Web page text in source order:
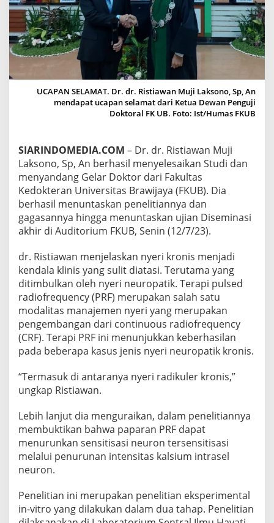
D
E
E
Y
E
M
B
U
N
P
R
F
,
D
O
K
T
R
R
I
S
T
I
A
W
A
N
A
G
E
L
A
R
K
T
O
UCAPAN SELAMAT. Dr. dr. Ristiawan Muji Laksono, Sp, An
mendapat ucapan selamat dari Ketua Dewan Penguji
Doktoral FK UB. Foto: Ist/Humas FKUB
SIARINDOMEDIA.COM – Dr. dr. Ristiawan Muji
Laksono, Sp, An berhasil menyelesaikan Studi dan
menyandang Gelar Doktor dari Fakultas
Kedokteran Universitas Brawijaya (FKUB). Dia
berhasil menuntaskan penelitiannya dan
gagasannya hingga menuntaskan ujian Diseminasi
akhir di Auditorium FKUB, Senin (12/7/23).
dr. Ristiawan menjelaskan nyeri kronis menjadi
kendala klinis yang sulit diatasi. Terutama yang
ditimbulkan oleh nyeri neuropatik. Terapi pulsed
radiofrequency (PRF) merupakan salah satu
modalitas manajemen nyeri yang merupakan
pengembangan dari continuous radiofrequency
(CRF). Terapi PRF ini menunjukkan keberhasilan
pada beberapa kasus jenis nyeri neuropatik kronis.
“Termasuk di antaranya nyeri radikuler kronis,”
ungkap Ristiawan.
Lebih lanjut dia menguraikan, dalam penelitiannya
membuktikan bahwa paparan PRF dapat
menurunkan sensitisasi neuron tersensitisasi
melalui penurunan intensitas kalsium intrasel
neuron.
Penelitian ini merupakan penelitian eksperimental
in-vitro yang dilakukan dalam dua tahap. Penelitian